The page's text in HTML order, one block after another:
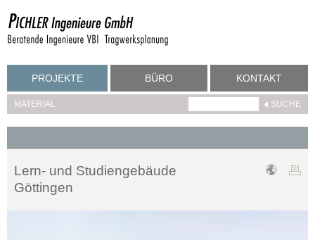
PROJEKTE BÜRO KONTAKT
MATERIAL
Lern- und Studiengebäude
Göttingen